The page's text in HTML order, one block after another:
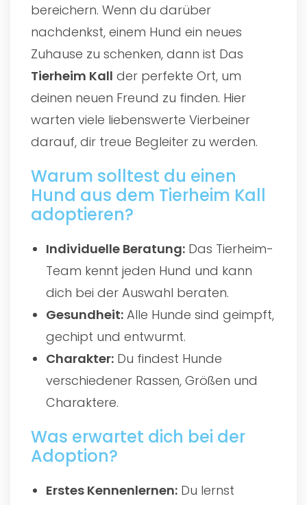
bereichern. Wenn du darüber
nachdenkst, einem Hund ein neues
Zuhause zu schenken, dann ist Das
Tierheim Kall der perfekte Ort, um
deinen neuen Freund zu finden. Hier
warten viele liebenswerte Vierbeiner
darauf, dir treue Begleiter zu werden.
Warum solltest du einen
Hund aus dem Tierheim Kall
adoptieren?
Individuelle Beratung: Das Tierheim-
Team kennt jeden Hund und kann
dich bei der Auswahl beraten.
Gesundheit: Alle Hunde sind geimpft,
gechipt und entwurmt.
Charakter: Du findest Hunde
verschiedener Rassen, Größen und
Charaktere.
Was erwartet dich bei der
Adoption?
Erstes Kennenlernen: Du lernst